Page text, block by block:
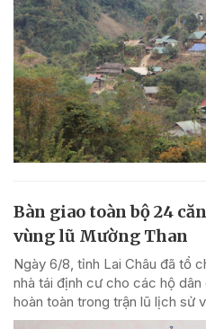
Bàn giao toàn bộ 24
vùng lũ Mường Than
Ngày 6/8, tỉnh Lai Châu đã tổ
nhà tái định cư cho các hộ
hoàn toàn trong trận lũ lịch sử